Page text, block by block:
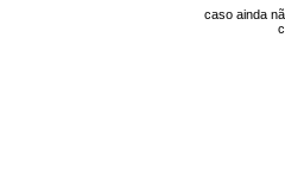
caso ainda